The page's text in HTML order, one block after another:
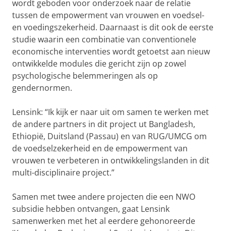
wordt geboden voor onderzoek naar de relatie
tussen de empowerment van vrouwen en voedsel-
en voedingszekerheid. Daarnaast is dit ook de eerste
studie waarin een combinatie van conventionele
economische interventies wordt getoetst aan nieuw
ontwikkelde modules die gericht zijn op zowel
psychologische belemmeringen als op
gendernormen.
Lensink: “Ik kijk er naar uit om samen te werken met
de andere partners in dit project ut Bangladesh,
Ethiopië, Duitsland (Passau) en van RUG/UMCG om
de voedselzekerheid en de empowerment van
vrouwen te verbeteren in ontwikkelingslanden in dit
multi-disciplinaire project.”
Samen met twee andere projecten die een NWO
subsidie hebben ontvangen, gaat Lensink
samenwerken met het al eerdere gehonoreerde